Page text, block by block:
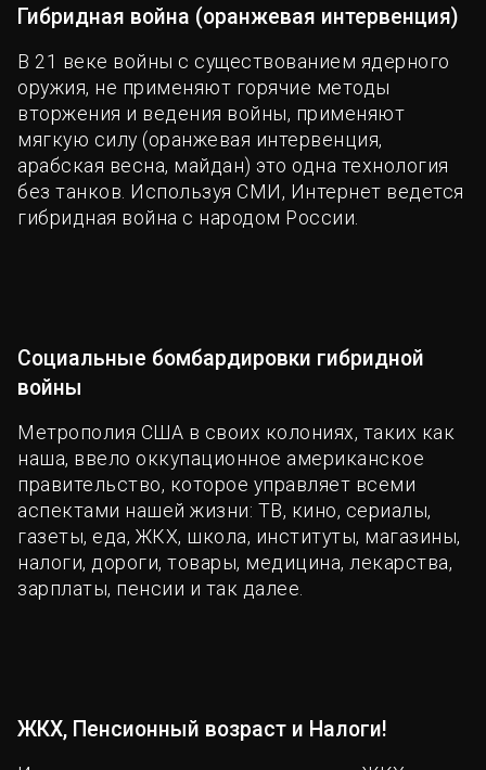
Гибридная война (оранжевая интервенция)
В 21 веке войны с существованием ядерного
оружия, не применяют горячие методы
вторжения и ведения войны, применяют
мягкую силу (оранжевая интервенция,
арабская весна, майдан) это одна технология
без танков. Используя СМИ, Интернет ведется
гибридная война с народом России.
Социальные бомбардировки гибридной
войны
Метрополия США в своих колониях, таких как
наша, ввело оккупационное американское
правительство, которое управляет всеми
аспектами нашей жизни: ТВ, кино, сериалы,
газеты, еда, ЖКХ, школа, институты, магазины,
налоги, дороги, товары, медицина, лекарства,
зарплаты, пенсии и так далее.
ЖКХ, Пенсионный возраст и Налоги!